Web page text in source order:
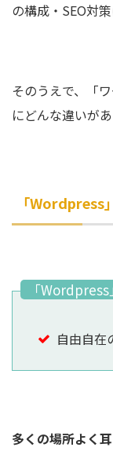
の構成・SEO対
そのうえで、「
にどんな違いが
「Wordpress
「Wordpress」
自由自在
多くの場所よく